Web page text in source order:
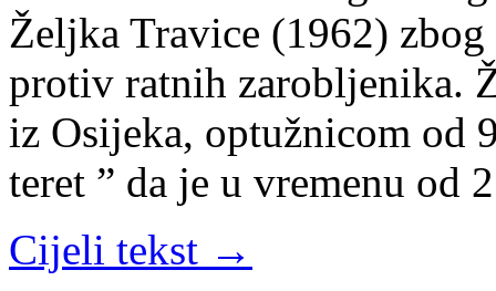
Željka Travice (1962)
protiv ratnih zarobljenika.
iz Osijeka, optužnicom od
teret ” da je u vremenu od
Cijeli tekst →